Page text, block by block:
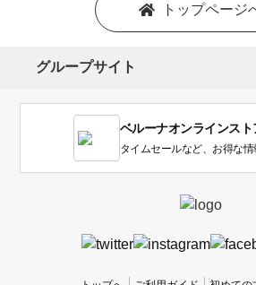
い
トップページ
グループサイト
ベルーナオンラインスト
タイムセールなど、お得な情